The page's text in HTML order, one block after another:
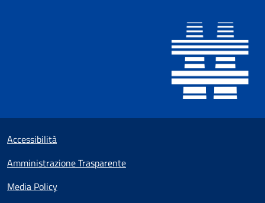
Small prints
Sezione Link utili
Accessibilità
Amministrazione Trasparente
Media Policy